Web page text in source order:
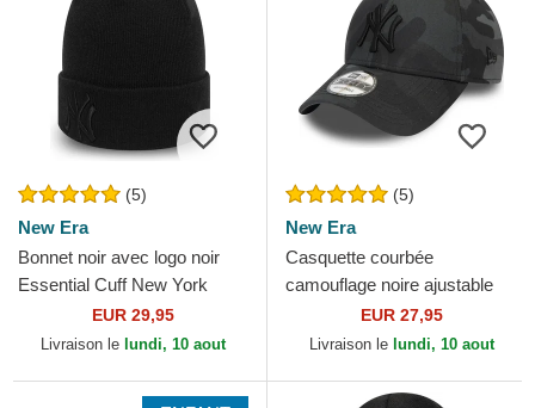
(5)
New Era
Bonnet noir avec logo noir
Essential Cuff New York
Yankees MLB New Era
EUR 29,95
Livraison le lundi, 10 aout
(5)
New Era
Casquette courbée
camouflage noire ajustable
avec logo noir 9FORTY
League Essential New York...
EUR 27,95
Livraison le lundi, 10 aout